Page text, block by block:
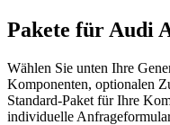
Pakete für Audi
Wählen Sie unten Ihre
Komponenten, optionalen
Standard-Paket für Ihre
individuelle